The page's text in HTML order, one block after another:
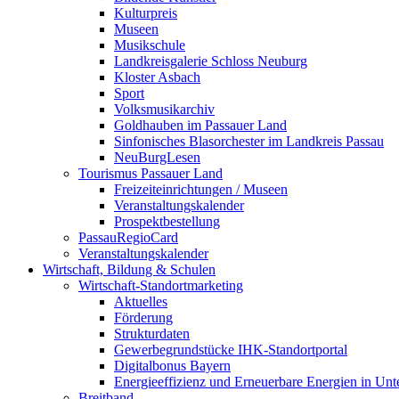
Kulturpreis
Museen
Musikschule
Landkreisgalerie Schloss Neuburg
Kloster Asbach
Sport
Volksmusikarchiv
Goldhauben im Passauer Land
Sinfonisches Blasorchester im Landkreis Passau
NeuBurgLesen
Tourismus Passauer Land
Freizeiteinrichtungen / Museen
Veranstaltungskalender
Prospektbestellung
PassauRegioCard
Veranstaltungskalender
Wirtschaft, Bildung & Schulen
Wirtschaft-Standortmarketing
Aktuelles
Förderung
Strukturdaten
Gewerbegrundstücke IHK-Standortportal
Digitalbonus Bayern
Energieeffizienz und Erneuerbare Energien in